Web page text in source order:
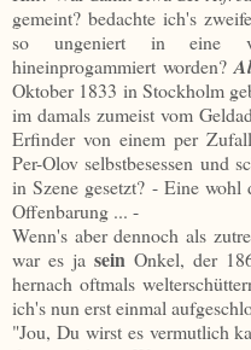
gemeint? bedachte ich's
so ungeniert in eine
hineinprogammiert worden?
Oktober 1833 in Stockholm
im damals zumeist vom
Erfinder von einem per
Per-Olov selbstbesessen und
in Szene gesetzt? - Eine
Offenbarung ... -
Wenn's aber dennoch als
war es ja sein Onkel, der
hernach oftmals
ich's nun erst einmal
"Jou, Du wirst es vermutlich